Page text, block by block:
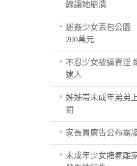
線讓她崩潰
迷姦少女丟包公園
200萬元
不忍少女被逼賣淫
逮人
姊姊帶未成年弟弟
罰
家長買廣告公布霸
未成年少女賭氣離